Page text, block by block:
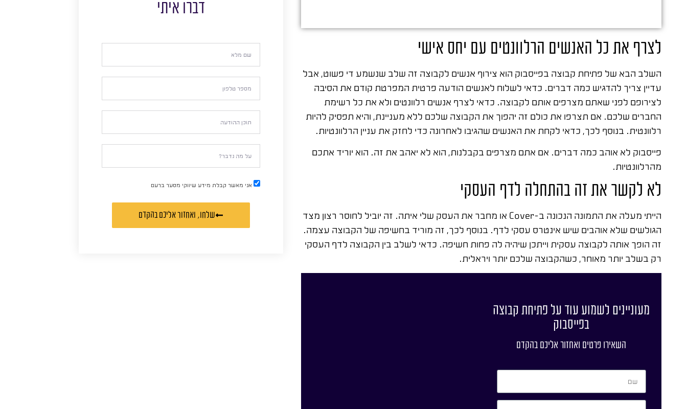
לצרף את כל האנשים הרלוונטים עם יחס אישי
השלב הבא של פתיחת קבוצה בפייסבוק הוא צירוף אנשים לקבוצה זה שלב שנשמע די פשוט, אבל
עדיין צריך להדגיש כמה דברים. כדאי לשלוח לאנשים הודעה פרטית המפרטת קודם את הסיבה
לצירופם לפני שאתם מצרפים אותם לקבוצה. כדאי לצרף אנשים רלוונטים ולא את כל רשימת
החברים שלכם. אם תצרפו את כולם זה יהפוך את הקבוצה שלכם ללא מעניינת, והיא תפסיק להיות
רלוונטית. בנוסף לכך, כדאי לקחת את האנשים שהגיבו לאחרונה כדי לחזק את עניין הרלוונטיות.
פייסבוק לא אוהב כמה דברים. אם אתם מצרפים בקבלנות, הוא לא יאהב את זה. הוא יוריד אתכם
מהרלוונטיות.
לא לקשר את זה בהתחלה לדף העסקי
הייתי מעלה את התמונה הנכונה ב-Cover או מחבר את העסק שלי איתה. זה יוביל לחוסר רצון מצד
הגולשים שלא אוהבים שיש אינטרס עסקי לדף. בנוסף לכך, זה מוריד בחשיפה של הקבוצה עצמה.
זה הופך אותה לקבוצה עסקית וייתכן שיהיה לה פחות חשיפה. כדאי לשלב בין הקבוצה לדף העסקי
רק בשלב יותר מאוחר, כשהקבוצה שלכם יותר ויראלית.
מעוניינים לשמוע עוד על פתיחת קבוצה
בפייסבוק
השאירו פרטים ואחזור אליכם בהקדם
דברו איתי
אני מאשר קבלת מידע שיווקי מסער ברעם
שלחו, ואחזור אליכם בהקדם